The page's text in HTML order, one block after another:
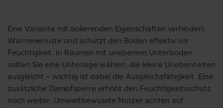
Eine Variante mit isolierenden Eigenschaften verhindert
Wärmeverluste und schützt den Boden effektiv vor
Feuchtigkeit. In Räumen mit unebenem Unterboden
sollten Sie eine Unterlage wählen, die kleine Unebenheiten
ausgleicht – wichtig ist dabei die Ausgleichsfähigkeit. Eine
zusätzliche Dampfsperre erhöht den Feuchtigkeitsschutz
noch weiter. Umweltbewusste Nutzer achten auf